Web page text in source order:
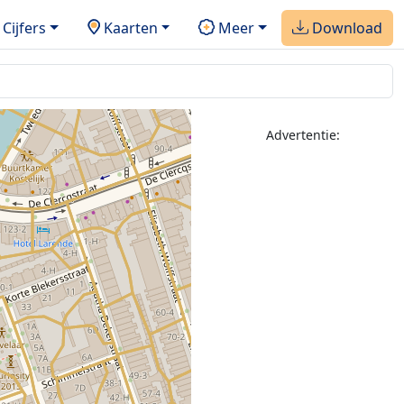
Cijfers Kaarten Meer Download
Advertentie: